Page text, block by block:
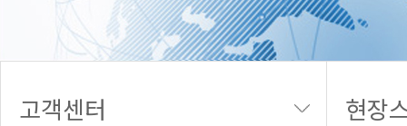
고객센터 현장